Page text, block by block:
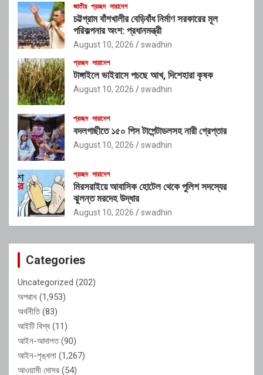
জাতীয় প্রচ্ছদ সারাদেশ
চট্টগ্রাম বাঁশখালীর বেড়িবাঁধ নির্মাণ সরকারের মূল
পরিকল্পনার অংশ: প্রধানমন্ত্রী
August 10, 2026 swadhin
প্রচ্ছদ সারাদেশ
টাঙ্গাইলে ভাইরাসে পচছে আখ, দিশেহারা কৃষক
August 10, 2026 swadhin
প্রচ্ছদ সারাদেশ
বদলগাছীতে ১৫০ পিস টাপেন্টাডলসহ নারী গ্রেপ্তার
August 10, 2026 swadhin
প্রচ্ছদ সারাদেশ
মিরসরাইয়ে আবাসিক হোটেল থেকে পুলিশ সদস্যের
ঝুলন্ত মরদেহ উদ্ধার
August 10, 2026 swadhin
Categories
Uncategorized (202)
অপরাধ (1,953)
অর্থনীতি(83)
আইটি বিশ্ব (11)
আইন-আদালত(90)
আইন-শৃঙ্খলা (1,267)
আওয়ামী দোসর (54)